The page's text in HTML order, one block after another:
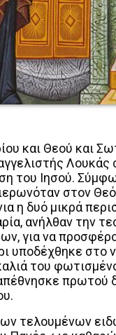
και Θεού και
Λουκάς
του Ιησού.
στον
η δυό μικρά
ανήλθαν την
για να
υποδέχθηκε στο
του
πρωτού
τελουμένων